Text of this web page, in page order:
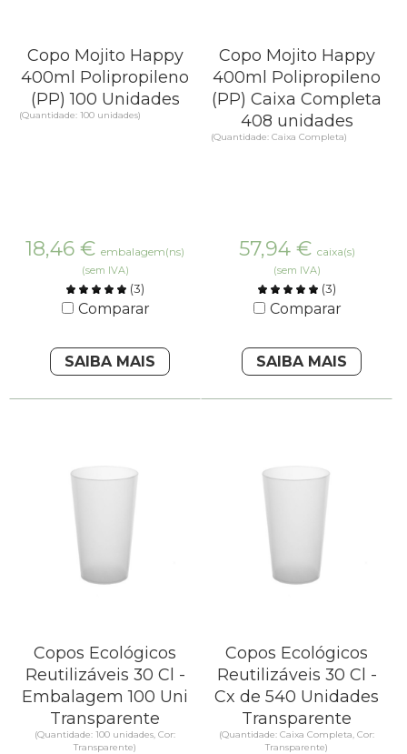
Copo Mojito Happy
400ml Polipropileno
(PP) 100 Unidades
(Quantidade: 100 unidades)
18,46 € embalagem(ns)
(sem IVA)
(3)
Comparar
SAIBA MAIS
Copo Mojito Happy
400ml Polipropileno
(PP) Caixa Completa
408 unidades
(Quantidade: Caixa Completa)
57,94 € caixa(s)
(sem IVA)
(3)
Comparar
SAIBA MAIS
Copos Ecológicos
Reutilizáveis 30 Cl -
Embalagem 100 Uni
Transparente
(Quantidade: 100 unidades, Cor:
Transparente)
Copos Ecológicos
Reutilizáveis 30 Cl -
Cx de 540 Unidades
Transparente
(Quantidade: Caixa Completa, Cor:
Transparente)